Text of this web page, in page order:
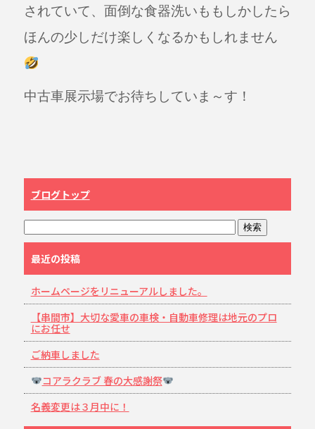
されていて、面倒な食器洗いももしかしたら
ほんの少しだけ楽しくなるかもしれません
中古車展示場でお待ちしていま～す！
ブログトップ
最近の投稿
ホームページをリニューアルしました。
【串間市】大切な愛車の車検・自動車修理は地元のプロ
にお任せ
ご納車しました
コアラクラブ 春の大感謝祭
名義変更は３月中に！